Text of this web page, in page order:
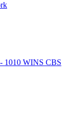
1010 WINS CBS